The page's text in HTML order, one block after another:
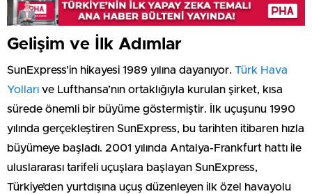
Gelişim ve İlk Adımlar
SunExpress’in hikayesi 1989 yılına dayanıyor. Türk Hava
Yolları ve Lufthansa’nın ortaklığıyla kurulan şirket, kısa
sürede önemli bir büyüme göstermiştir. İlk uçuşunu 1990
yılında gerçekleştiren SunExpress, bu tarihten itibaren hızla
büyümeye başladı. 2001 yılında Antalya-Frankfurt hattı ile
uluslararası tarifeli uçuşlara başlayan SunExpress,
Türkiye’den yurtdışına uçuş düzenleyen ilk özel havayolu